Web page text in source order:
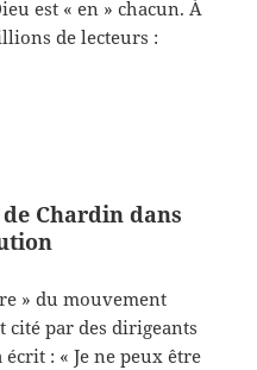
est « en » chacun. À
de lecteurs :
Chardin dans
» du mouvement
cité par des dirigeants
: « Je ne peux être